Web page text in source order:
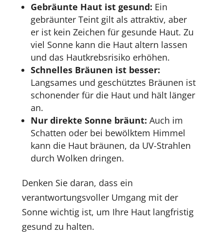
Gebräunte Haut ist gesund: Ein
gebräunter Teint gilt als attraktiv, aber
er ist kein Zeichen für gesunde Haut. Zu
viel Sonne kann die Haut altern lassen
und das Hautkrebsrisiko erhöhen.
Schnelles Bräunen ist besser:
Langsames und geschütztes Bräunen ist
schonender für die Haut und hält länger
an.
Nur direkte Sonne bräunt: Auch im
Schatten oder bei bewölktem Himmel
kann die Haut bräunen, da UV-Strahlen
durch Wolken dringen.
Denken Sie daran, dass ein
verantwortungsvoller Umgang mit der
Sonne wichtig ist, um Ihre Haut langfristig
gesund zu halten.